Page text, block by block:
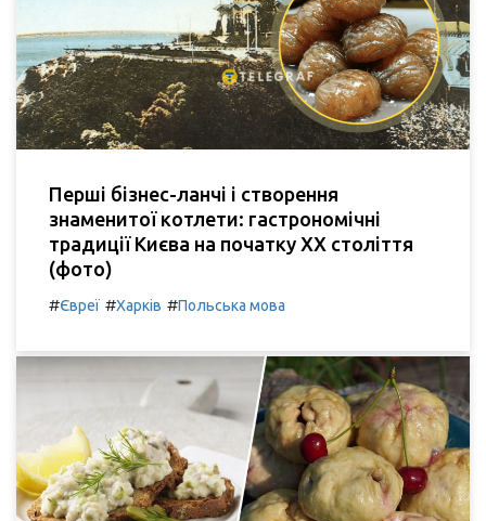
Перші бізнес-ланчі і створення
знаменитої котлети: гастрономічні
традиції Києва на початку XX століття
(фото)
#Євреї #Харків #Польська мова